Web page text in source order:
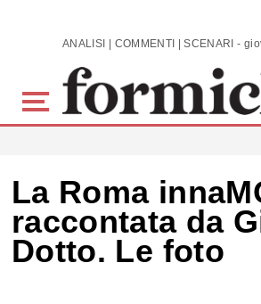
Skip to main content
La Roma
raccontata da
Dotto. Le foto